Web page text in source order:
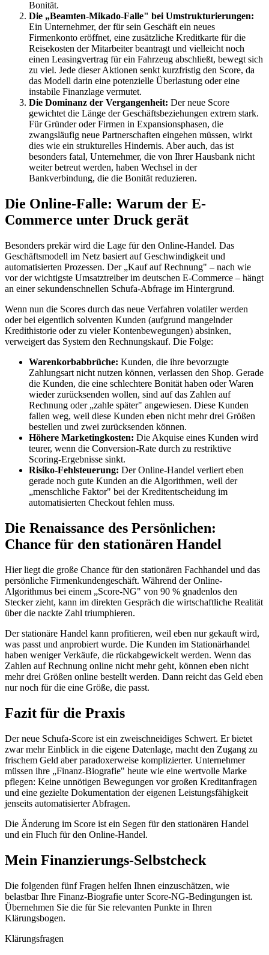
Bonität.
Die „Beamten-Mikado-Falle" bei Umstrukturierungen:
Ein Unternehmer, der für sein Geschäft ein neues
Firmenkonto eröffnet, eine zusätzliche Kreditkarte für die
Reisekosten der Mitarbeiter beantragt und vielleicht noch
einen Leasingvertrag für ein Fahrzeug abschließt, bewegt sich
zu viel. Jede dieser Aktionen senkt kurzfristig den Score, da
das Modell darin eine potenzielle Überlastung oder eine
instabile Finanzlage vermutet.
Die Dominanz der Vergangenheit: Der neue Score
gewichtet die Länge der Geschäftsbeziehungen extrem stark.
Für Gründer oder Firmen in Expansionsphasen, die
zwangsläufig neue Partnerschaften eingehen müssen, wirkt
dies wie ein strukturelles Hindernis. Aber auch, das ist
besonders fatal, Unternehmer, die von Ihrer Hausbank nicht
weiter betreut werden, haben Wechsel in der
Bankverbindung, die die Bonität reduzieren.
Die Online-Falle: Warum der E-
Commerce unter Druck gerät
Besonders prekär wird die Lage für den Online-Handel. Das
Geschäftsmodell im Netz basiert auf Geschwindigkeit und
automatisierten Prozessen. Der „Kauf auf Rechnung" – nach wie
vor der wichtigste Umsatztreiber im deutschen E-Commerce – hängt
an einer sekundenschnellen Schufa-Abfrage im Hintergrund.
Wenn nun die Scores durch das neue Verfahren volatiler werden
oder bei eigentlich solventen Kunden (aufgrund mangelnder
Kredithistorie oder zu vieler Kontenbewegungen) absinken,
verweigert das System den Rechnungskauf. Die Folge:
Warenkorbabbrüche: Kunden, die ihre bevorzugte
Zahlungsart nicht nutzen können, verlassen den Shop. Gerade
die Kunden, die eine schlechtere Bonität haben oder Waren
wieder zurücksenden wollen, sind auf das Zahlen auf
Rechnung oder „zahle später" angewiesen. Diese Kunden
fallen weg, weil diese Kunden eben nicht mehr drei Größen
bestellen und zwei zurücksenden können.
Höhere Marketingkosten: Die Akquise eines Kunden wird
teurer, wenn die Conversion-Rate durch zu restriktive
Scoring-Ergebnisse sinkt.
Risiko-Fehlsteuerung: Der Online-Handel verliert eben
gerade noch gute Kunden an die Algorithmen, weil der
„menschliche Faktor" bei der Kreditentscheidung im
automatisierten Checkout fehlen muss.
Die Renaissance des Persönlichen:
Chance für den stationären Handel
Hier liegt die große Chance für den stationären Fachhandel und das
persönliche Firmenkundengeschäft. Während der Online-
Algorithmus bei einem „Score-NG" von 90 % gnadenlos den
Stecker zieht, kann im direkten Gespräch die wirtschaftliche Realität
über die nackte Zahl triumphieren.
Der stationäre Handel kann profitieren, weil eben nur gekauft wird,
was passt und anprobiert wurde. Die Kunden im Stationärhandel
haben weniger Verkäufe, die rückabgewickelt werden. Wenn das
Zahlen auf Rechnung online nicht mehr geht, können eben nicht
mehr drei Größen online bestellt werden. Dann reicht das Geld eben
nur noch für die eine Größe, die passt.
Fazit für die Praxis
Der neue Schufa-Score ist ein zweischneidiges Schwert. Er bietet
zwar mehr Einblick in die eigene Datenlage, macht den Zugang zu
frischem Geld aber paradoxerweise komplizierter. Unternehmer
müssen ihre „Finanz-Biografie" heute wie eine wertvolle Marke
pflegen: Keine unnötigen Bewegungen vor großen Kreditanfragen
und eine gezielte Dokumentation der eigenen Leistungsfähigkeit
jenseits automatisierter Abfragen.
Die Änderung im Score ist ein Segen für den stationären Handel
und ein Fluch für den Online-Handel.
Mein Finanzierungs-Selbstcheck
Die folgenden fünf Fragen helfen Ihnen einzuschätzen, wie
belastbar Ihre Finanz-Biografie unter Score-NG-Bedingungen ist.
Übernehmen Sie die für Sie relevanten Punkte in Ihren
Klärungsbogen.
Klärungsfragen